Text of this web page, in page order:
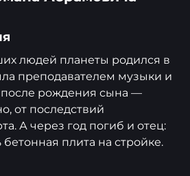
людей планеты родился в
преподавателем музыки и
после рождения сына —
от последствий
А через год погиб и отец:
бетонная плита на стройке.